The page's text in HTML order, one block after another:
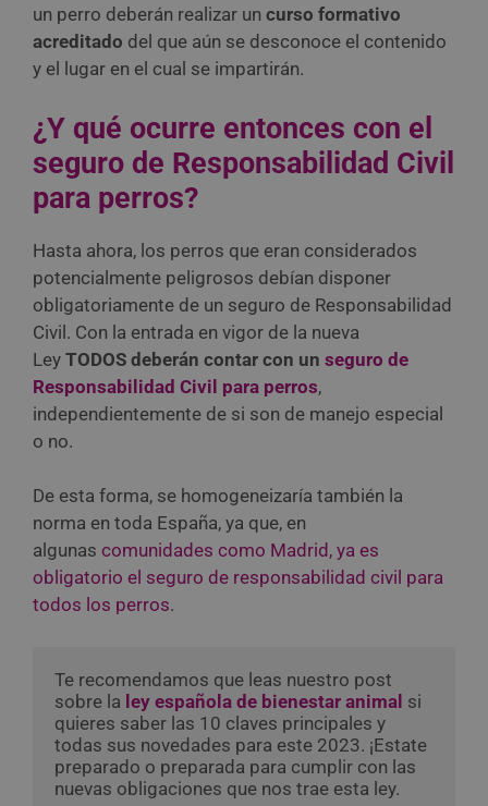
un perro deberán realizar un curso formativo
acreditado del que aún se desconoce el contenido
y el lugar en el cual se impartirán.
¿Y qué ocurre entonces con el
seguro de Responsabilidad Civil
para perros?
Hasta ahora, los perros que eran considerados
potencialmente peligrosos debían disponer
obligatoriamente de un seguro de Responsabilidad
Civil. Con la entrada en vigor de la nueva
Ley TODOS deberán contar con un seguro de
Responsabilidad Civil para perros,
independientemente de si son de manejo especial
o no.
De esta forma, se homogeneizaría también la
norma en toda España, ya que, en
algunas comunidades como Madrid, ya es
obligatorio el seguro de responsabilidad civil para
todos los perros.
Te recomendamos que leas nuestro post
sobre la ley española de bienestar animal si
quieres saber las 10 claves principales y
todas sus novedades para este 2023. ¡Estate
preparado o preparada para cumplir con las
nuevas obligaciones que nos trae esta ley.